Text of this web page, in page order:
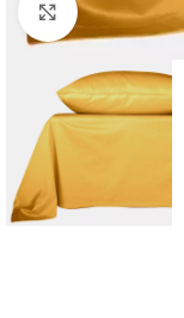
Click to enlarge